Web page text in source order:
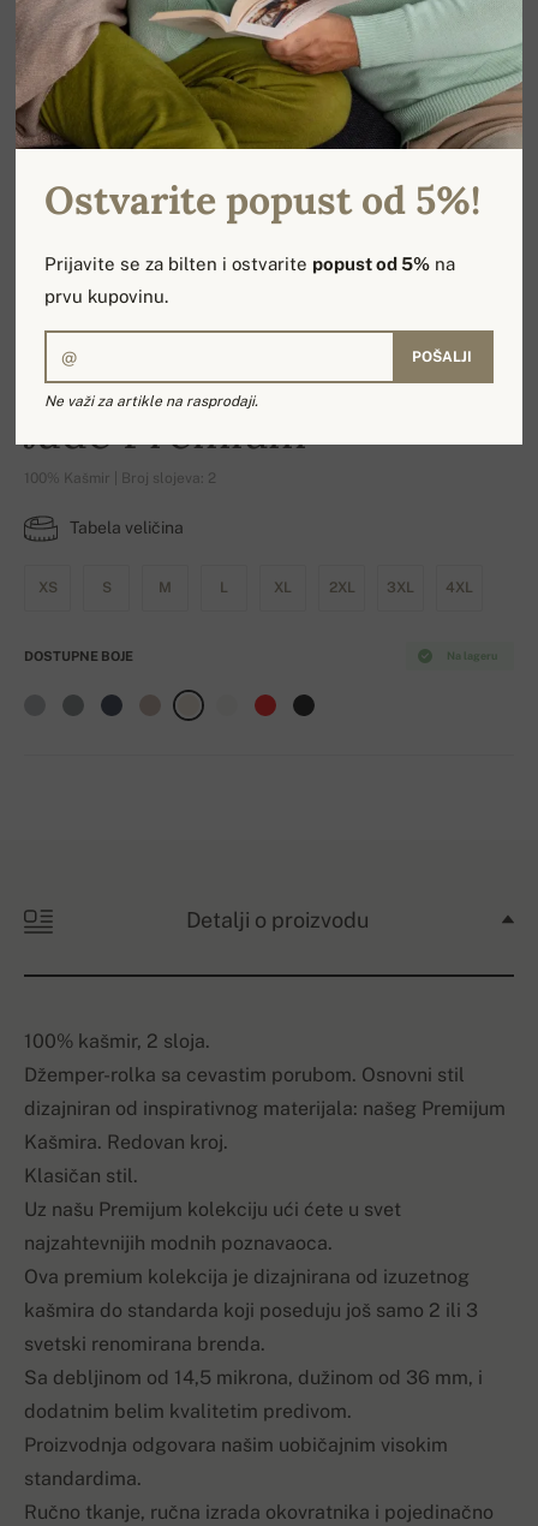
Jade Premium
100% Kašmir | Broj slojeva: 2
Tabela veličina
XS S M L XL 2XL 3XL 4XL
Na lageru
DOSTUPNE BOJE
Detalji o proizvodu
100% kašmir, 2 sloja.
Džemper-rolka sa cevastim porubom. Osnovni stil
dizajniran od inspirativnog materijala: našeg Premijum
Kašmira. Redovan kroj.
Klasičan stil.
Uz našu Premijum kolekciju ući ćete u svet
najzahtevnijih modnih poznavaoca.
Ova premium kolekcija je dizajnirana od izuzetnog
kašmira do standarda koji poseduju još samo 2 ili 3
svetski renomirana brenda.
Sa debljinom od 14,5 mikrona, dužinom od 36 mm, i
dodatnim belim kvalitetim predivom.
Proizvodnja odgovara našim uobičajnim visokim
standardima.
Ručno tkanje, ručna izrada okovratnika i pojedinačno
Ostvarite popust od 5%!
Prijavite se za bilten i ostvarite popust od 5% na
prvu kupovinu.
POŠALJI
Ne važi za artikle na rasprodaji.